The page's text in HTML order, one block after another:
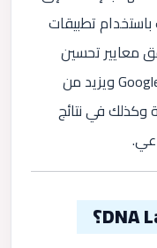
تطبيقات
معايير تحسين
محركات البحث ليتوافق مع سياسات Google ويزيد من
وكذلك في نتائج